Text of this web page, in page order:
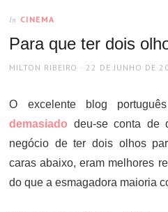
In CINEMA
Para que ter dois
AUTHOR
MILTON RIBEIRO
POSTED
22 DE JUNHO DE
O excelente blog
demasiado deu-se conta de
negócio de ter dois olhos
caras abaixo, eram melhores
do que a esmagadora maioria